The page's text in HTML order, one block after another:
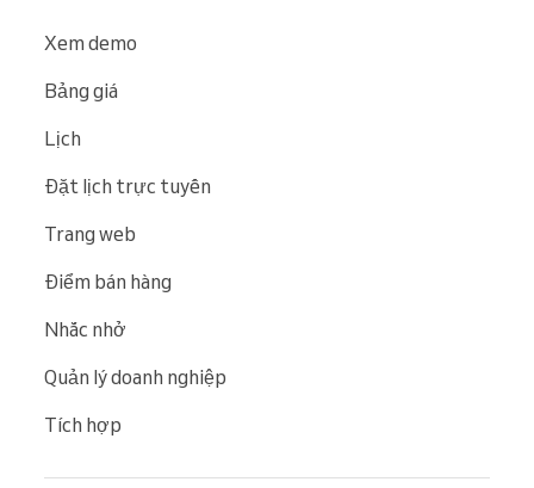
Xem demo
Bảng giá
Lịch
Đặt lịch trực tuyến
Trang web
Điểm bán hàng
Nhắc nhở
Quản lý doanh nghiệp
Tích hợp